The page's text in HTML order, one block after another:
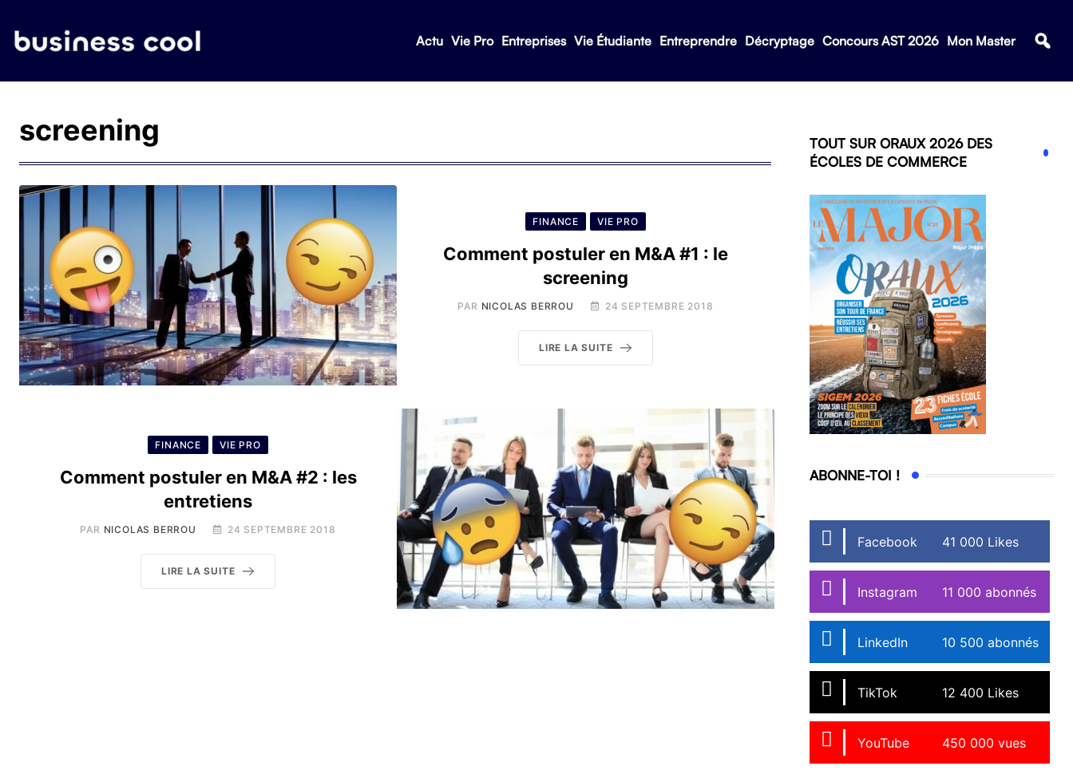
Actu Vie Pro Entreprises Vie Étudiante Entreprendre Décryptage Concours AST 2026 Mon Master
screening
FINANCE VIE PRO
Comment postuler en M&A #1 : le
screening
PAR NICOLAS BERROU 24 SEPTEMBRE 2018
LIRE LA SUITE
FINANCE VIE PRO
Comment postuler en M&A #2 : les
entretiens
PAR NICOLAS BERROU 24 SEPTEMBRE 2018
LIRE LA SUITE
TOUT SUR ORAUX 2026 DES
ÉCOLES DE COMMERCE
ABONNE-TOI !
Facebook 41 000 Likes
Instagram 11 000 abonnés
LinkedIn 10 500 abonnés
TikTok 12 400 Likes
YouTube 450 000 vues